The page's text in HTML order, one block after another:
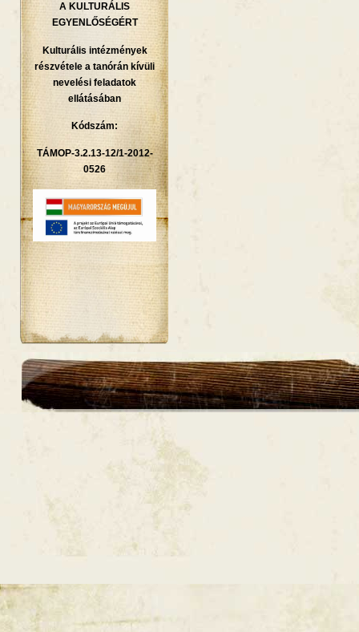
A KULTURÁLIS
EGYENLŐSÉGÉRT
Kulturális intézmények
részvétele a tanórán kívüli
nevelési feladatok
ellátásában
Kódszám:
TÁMOP-3.2.13-12/1-2012-
0526